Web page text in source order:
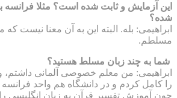
این آزمایش و ثابت شده است؟ مثلا
شده؟
ابراهیمی: بله. البته این به آن معنا نیست
مسلطم.
شما به چند زبان مسلط هستید؟
ابراهیمی: من معلم خصوصی آلمانی
را کامل کردم و در دانشگاه هم واحد
چون آموزش تفسیر قرآن به زبان انگلیسی را